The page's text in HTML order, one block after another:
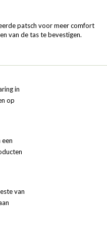
patsch voor meer comfort
van de tas te bevestigen.
in
op
een
van